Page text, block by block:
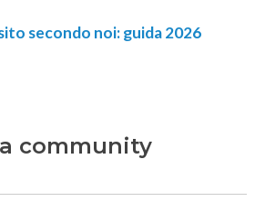
secondo noi: guida 2026
community